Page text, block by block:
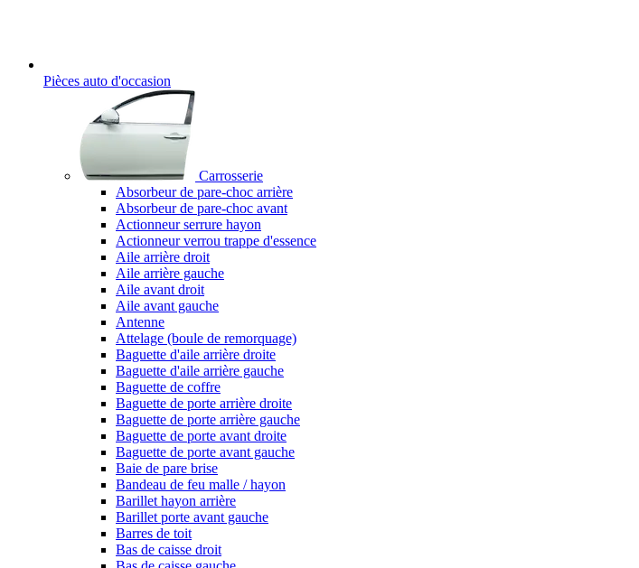
Pièces auto d'occasion
Carrosserie
Absorbeur de pare-choc arrière
Absorbeur de pare-choc avant
Actionneur serrure hayon
Actionneur verrou trappe d'essence
Aile arrière droit
Aile arrière gauche
Aile avant droit
Aile avant gauche
Antenne
Attelage (boule de remorquage)
Baguette d'aile arrière droite
Baguette d'aile arrière gauche
Baguette de coffre
Baguette de porte arrière droite
Baguette de porte arrière gauche
Baguette de porte avant droite
Baguette de porte avant gauche
Baie de pare brise
Bandeau de feu malle / hayon
Barillet hayon arrière
Barillet porte avant gauche
Barres de toit
Bas de caisse droit